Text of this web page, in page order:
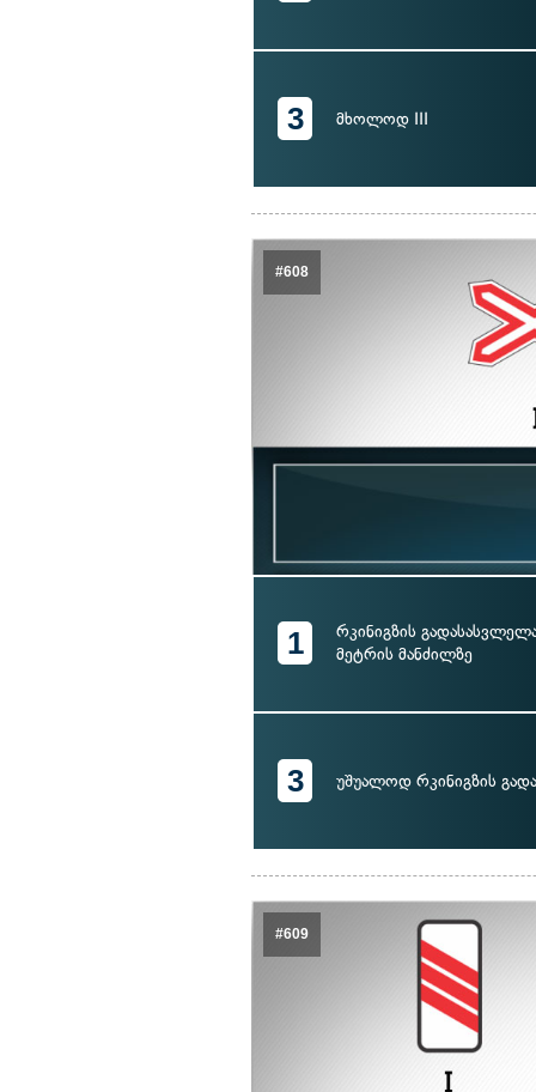
3 მხოლოდ III
#608
1
რკინიგზის
მეტრის მანძილზე
3 უშუალოდ რკინიგზის
#609